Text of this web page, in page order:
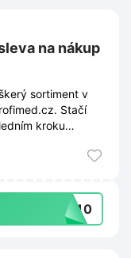
na nákup
sortiment v
Stačí
kroku
VA10